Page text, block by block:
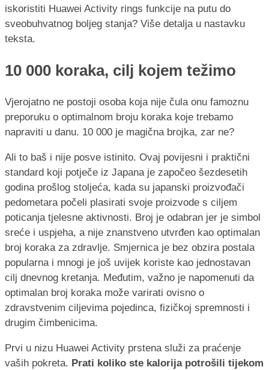
iskoristiti Huawei Activity rings funkcije na putu do
sveobuhvatnog boljeg stanja? Više detalja u nastavku
teksta.
10 000 koraka, cilj kojem težimo
Vjerojatno ne postoji osoba koja nije čula onu famoznu
preporuku o optimalnom broju koraka koje trebamo
napraviti u danu. 10 000 je magična brojka, zar ne?
Ali to baš i nije posve istinito. Ovaj povijesni i praktični
standard koji potječe iz Japana je započeo šezdesetih
godina prošlog stoljeća, kada su japanski proizvođači
pedometara počeli plasirati svoje proizvode s ciljem
poticanja tjelesne aktivnosti. Broj je odabran jer je simbol
sreće i uspjeha, a nije znanstveno utvrđen kao optimalan
broj koraka za zdravlje. Smjernica je bez obzira postala
popularna i mnogi je još uvijek koriste kao jednostavan
cilj dnevnog kretanja. Međutim, važno je napomenuti da
optimalan broj koraka može varirati ovisno o
zdravstvenim ciljevima pojedinca, fizičkoj spremnosti i
drugim čimbenicima.
Prvi u nizu Huawei Activity prstena služi za praćenje
vaših pokreta. Prati koliko ste kalorija potrošili tijekom